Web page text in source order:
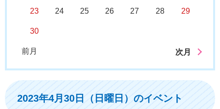
23 24 25 26 27 28 29
30
前月 次月
2023年4月30日（日曜日）のイベント